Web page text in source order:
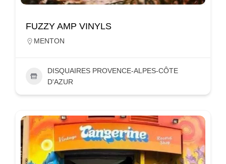
FUZZY AMP VINYLS
MENTON
DISQUAIRES PROVENCE-ALPES-CÔTE
D'AZUR